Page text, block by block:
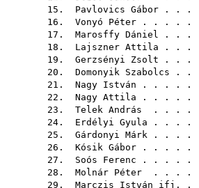
15. Pavlovics Gábor . . .
16. Vonyó Péter . . . . .
17. Marosffy Dániel . . .
18. Lajszner Attila . . .
19. Gerzsényi Zsolt . . .
20. Domonyik Szabolcs . .
21. Nagy István . . . . .
22. Nagy Attila . . . . .
23. Telek András . . . .
24. Erdélyi Gyula . . . .
25. Gárdonyi Márk . . . .
26. Kósik Gábor . . . . .
27. Soós Ferenc . . . . .
28. Molnár Péter . . . .
29. Marczis István ifj. .